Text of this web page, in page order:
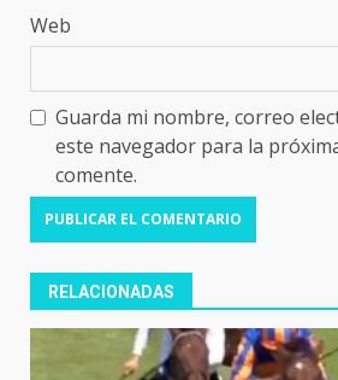
Web
Guarda mi nombre, correo
este navegador para la
comente.
RELACIONADAS